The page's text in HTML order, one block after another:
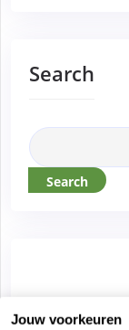
Jouw voorkeuren
Search
Search